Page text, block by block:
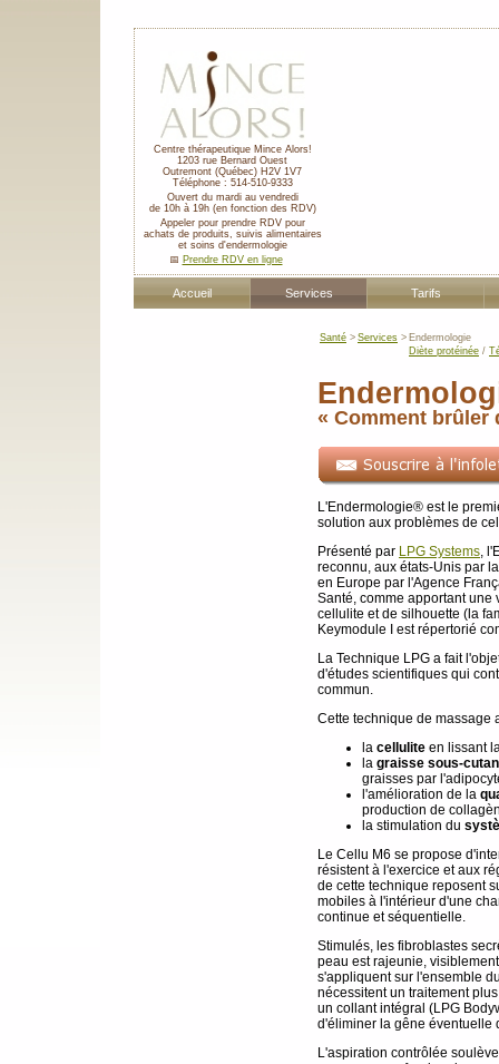
Centre thérapeutique Mince Alors!
1203 rue Bernard Ouest
Outremont (Québec) H2V 1V7
Téléphone : 514-510-9333
Ouvert du mardi au vendredi
de 10h à 19h (en fonction des RDV)
Appeler pour prendre RDV pour
achats de produits, suivis alimentaires
et soins d'endermologie
📅 Prendre RDV en ligne
Accueil Services Tarifs
Santé > Services > Endermologie
Diète protéinée /
« Comment brûler
L'Endermologie® est le
solution aux problèmes de
Présenté par LPG Systems ,
reconnu, aux états-Unis par
en Europe par l'Agence
Santé, comme apportant
cellulite et de silhouette (la
Keymodule I est répertorié
La Technique LPG a fait
d'études scientifiques qui
commun.
Cette technique de massage
la cellulite en lissant
la graisse sous-
graisses par
l'amélioration de la
production de
la stimulation du
Le Cellu M6 se propose
résistent à l'exercice et aux
de cette technique reposent
mobiles à l'intérieur d'une
continue et séquentielle.
Stimulés, les fibroblastes
peau est rajeunie,
s'appliquent sur l'ensemble
nécessitent un traitement
un collant intégral (LPG
d'éliminer la gêne éventuelle
L'aspiration contrôlée